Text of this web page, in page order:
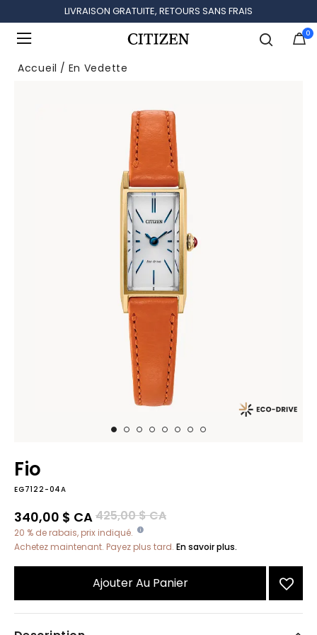
LIVRAISON GRATUITE, RETOURS SANS FRAIS
0
Accueil En Vedette
Fio
EG7122-04A
Prix réduit de
425,00 $ CAà
340,00 $ CA
20 % de rabais, prix indiqué.
Achetez maintenant. Payez plus tard. En savoir plus.
Ajouter Au Panier